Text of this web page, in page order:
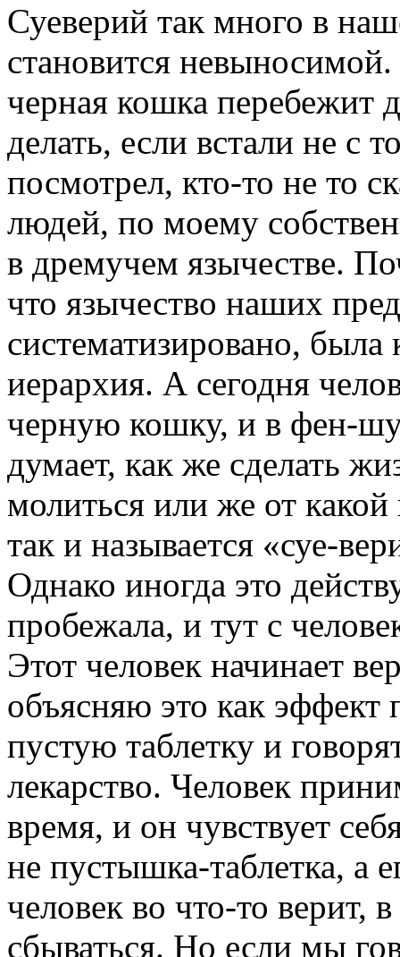
Суеверий так много в
становится
черная кошка перебежит
делать, если встали не с
посмотрел, кто-то не то
людей, по моему
в дремучем язычестве.
что язычество наших
систематизировано, была
иерархия. А сегодня
черную кошку, и в фен-
думает, как же сделать
молиться или же от
так и называется «суе-
Однако иногда это
пробежала, и тут с
Этот человек начинает
объясняю это как эффект
пустую таблетку и
лекарство. Человек
время, и он чувствует
не пустышка-таблетка, а
человек во что-то верит,
сбываться. Но если мы